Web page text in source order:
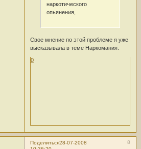
наркотического
опьянения,
Свое мнение по этой проблеме я уже
высказывала в теме Наркомания.
0
Поделиться 8
28-07-2008